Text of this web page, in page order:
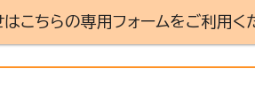
こちらの専用フォームをご利用く